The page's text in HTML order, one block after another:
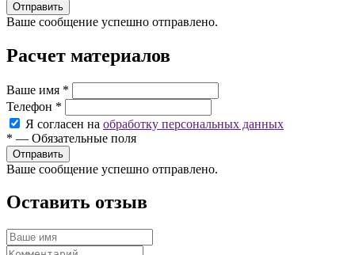
Ваше сообщение успешно отправлено.
Расчет материалов
Ваше имя *
Телефон *
Я согласен на обработку персональных данных
* — Обязательные поля
Ваше сообщение успешно отправлено.
Оставить отзыв